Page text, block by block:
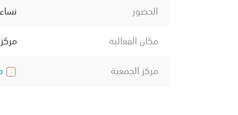
الحضور
نساء
مكان الفعالية
مركز الجمعية